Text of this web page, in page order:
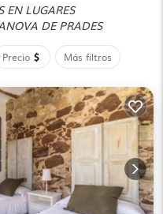
EN LUGARES
DE PRADES
Precio Más filtros